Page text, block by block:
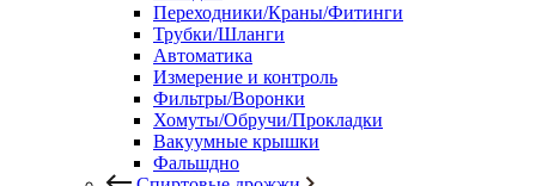
Переходники/Краны/Фитинги
Трубки/Шланги
Автоматика
Измерение и контроль
Фильтры/Воронки
Хомуты/Обручи/Прокладки
Вакуумные крышки
Фальшдно